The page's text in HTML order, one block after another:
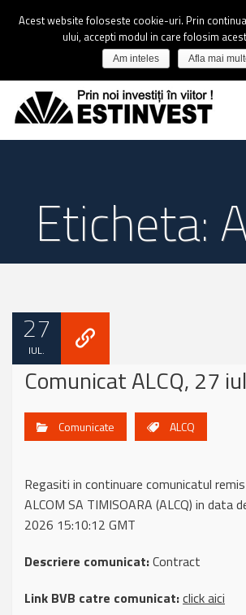
Eticheta:
27
IUL.
Comunicat ALCQ, 27
Comunicate ALCQ
Regasiti in continuare comunicatul
ALCOM SA TIMISOARA (ALCQ) in data
2026 15:10:12 GMT
Descriere comunicat:Contract
Link BVB catre comunicat:click aici
Acest website foloseste cookie-uri. Prin
ului, accepti modul in care folosim
Am inteles Afla mai